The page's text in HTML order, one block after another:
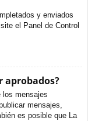
y enviados
el Panel de Control
aprobados?
los mensajes
mensajes,
es posible que La